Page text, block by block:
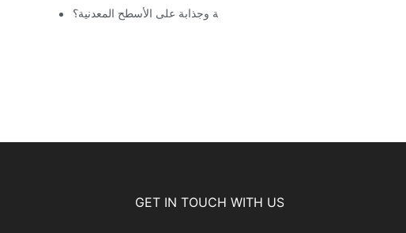
كيف توفر آلة رش المينا لمسة نهائية متينة وجذابة على الأسطح المعدنية؟
GET IN TOUCH WITH US